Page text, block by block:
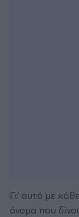
Γι’ αυτό με
όνομα που